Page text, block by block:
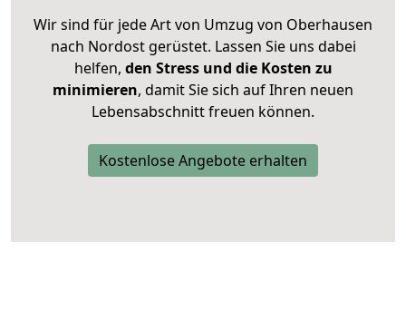
Wir sind für jede Art von Umzug von Oberhausen
nach Nordost gerüstet. Lassen Sie uns dabei
helfen, den Stress und die Kosten zu
minimieren, damit Sie sich auf Ihren neuen
Lebensabschnitt freuen können.
Kostenlose Angebote erhalten